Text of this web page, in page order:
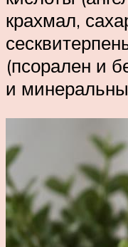
крахмал,
(псорален и
и